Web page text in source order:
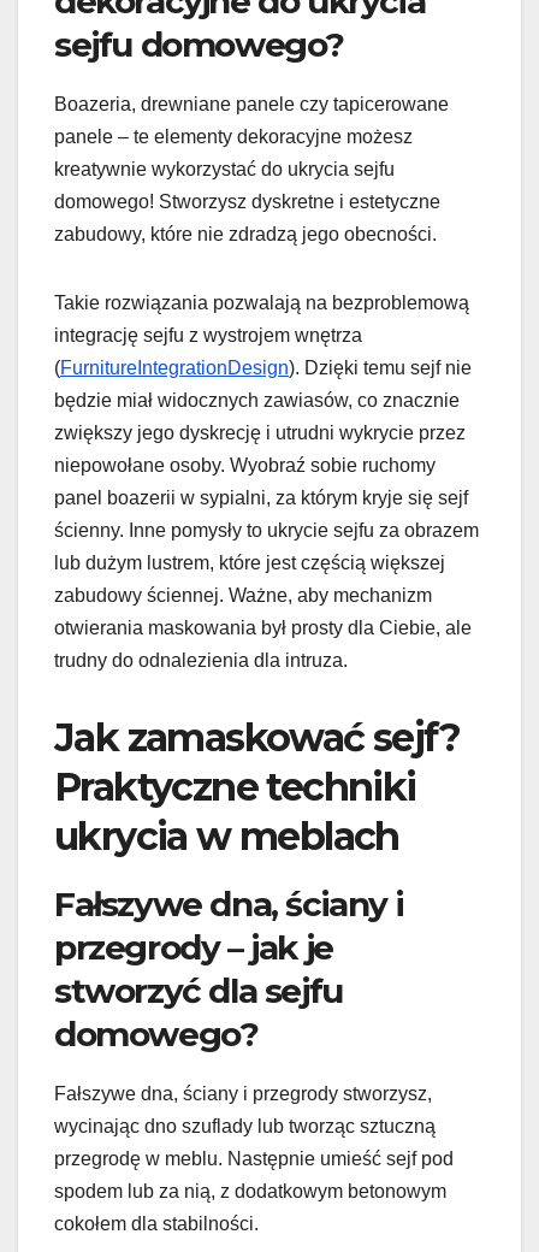
sejfu domowego?
Boazeria, drewniane panele czy tapicerowane
panele – te elementy dekoracyjne możesz
kreatywnie wykorzystać do ukrycia sejfu
domowego! Stworzysz dyskretne i estetyczne
zabudowy, które nie zdradzą jego obecności.
Takie rozwiązania pozwalają na bezproblemową
integrację sejfu z wystrojem wnętrza
(FurnitureIntegrationDesign). Dzięki temu sejf nie
będzie miał widocznych zawiasów, co znacznie
zwiększy jego dyskrecję i utrudni wykrycie przez
niepowołane osoby. Wyobraź sobie ruchomy
panel boazerii w sypialni, za którym kryje się sejf
ścienny. Inne pomysły to ukrycie sejfu za obrazem
lub dużym lustrem, które jest częścią większej
zabudowy ściennej. Ważne, aby mechanizm
otwierania maskowania był prosty dla Ciebie, ale
trudny do odnalezienia dla intruza.
Jak zamaskować sejf?
Praktyczne techniki
ukrycia w meblach
Fałszywe dna, ściany i
przegrody – jak je
stworzyć dla sejfu
domowego?
Fałszywe dna, ściany i przegrody stworzysz,
wycinając dno szuflady lub tworząc sztuczną
przegrodę w meblu. Następnie umieść sejf pod
spodem lub za nią, z dodatkowym betonowym
cokołem dla stabilności.